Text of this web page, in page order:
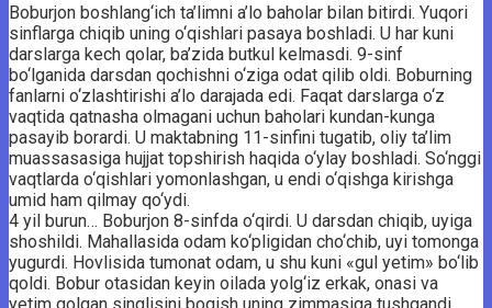
Boburjon boshlang‘ich ta’limni a’lo baholar bilan bitirdi. Yuqori
sinflarga chiqib uning o‘qishlari pasaya boshladi. U har kuni
darslarga kech qolar, ba’zida butkul kelmasdi. 9-sinf
bo‘lganida darsdan qochishni o‘ziga odat qilib oldi. Boburning
fanlarni o‘zlashtirishi a’lo darajada edi. Faqat darslarga o‘z
vaqtida qatnasha olmagani uchun baholari kundan-kunga
pasayib borardi. U maktabning 11-sinfini tugatib, oliy ta’lim
muassasasiga hujjat topshirish haqida o‘ylay boshladi. So‘nggi
vaqtlarda o‘qishlari yomonlashgan, u endi o‘qishga kirishga
umid ham qilmay qo‘ydi.
4 yil burun… Boburjon 8-sinfda o‘qirdi. U darsdan chiqib, uyiga
shoshildi. Mahallasida odam ko‘pligidan cho‘chib, uyi tomonga
yugurdi. Hovlisida tumonat odam, u shu kuni «gul yetim» bo‘lib
qoldi. Bobur otasidan keyin oilada yolg‘iz erkak, onasi va